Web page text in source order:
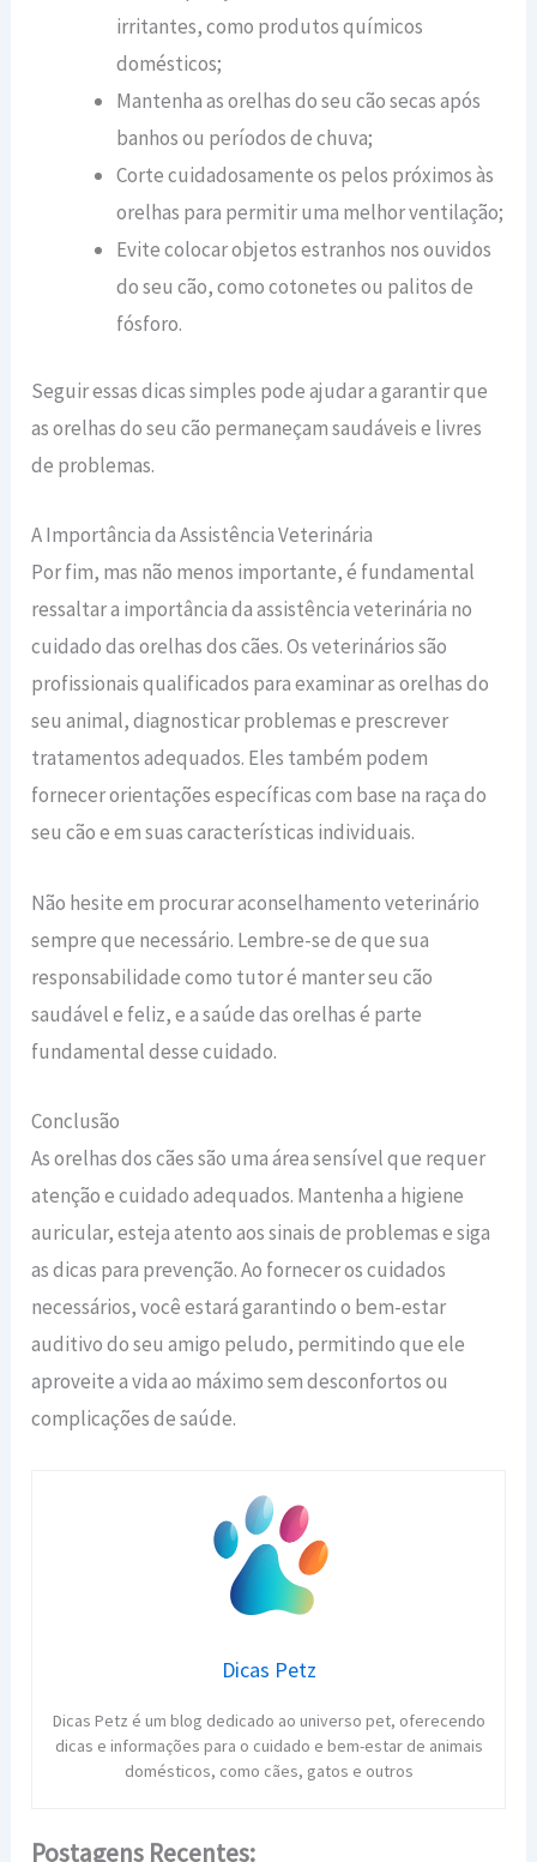
irritantes, como produtos químicos
domésticos;
Mantenha as orelhas do seu cão secas após
banhos ou períodos de chuva;
Corte cuidadosamente os pelos próximos às
orelhas para permitir uma melhor ventilação;
Evite colocar objetos estranhos nos ouvidos
do seu cão, como cotonetes ou palitos de
fósforo.
Seguir essas dicas simples pode ajudar a garantir que
as orelhas do seu cão permaneçam saudáveis e livres
de problemas.
A Importância da Assistência Veterinária
Por fim, mas não menos importante, é fundamental
ressaltar a importância da assistência veterinária no
cuidado das orelhas dos cães. Os veterinários são
profissionais qualificados para examinar as orelhas do
seu animal, diagnosticar problemas e prescrever
tratamentos adequados. Eles também podem
fornecer orientações específicas com base na raça do
seu cão e em suas características individuais.
Não hesite em procurar aconselhamento veterinário
sempre que necessário. Lembre-se de que sua
responsabilidade como tutor é manter seu cão
saudável e feliz, e a saúde das orelhas é parte
fundamental desse cuidado.
Conclusão
As orelhas dos cães são uma área sensível que requer
atenção e cuidado adequados. Mantenha a higiene
auricular, esteja atento aos sinais de problemas e siga
as dicas para prevenção. Ao fornecer os cuidados
necessários, você estará garantindo o bem-estar
auditivo do seu amigo peludo, permitindo que ele
aproveite a vida ao máximo sem desconfortos ou
complicações de saúde.
Dicas Petz
Dicas Petz é um blog dedicado ao universo pet, oferecendo
dicas e informações para o cuidado e bem-estar de animais
domésticos, como cães, gatos e outros
Postagens Recentes: